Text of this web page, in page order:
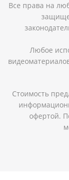
Все права на
Любое
Стоимость
офертой.